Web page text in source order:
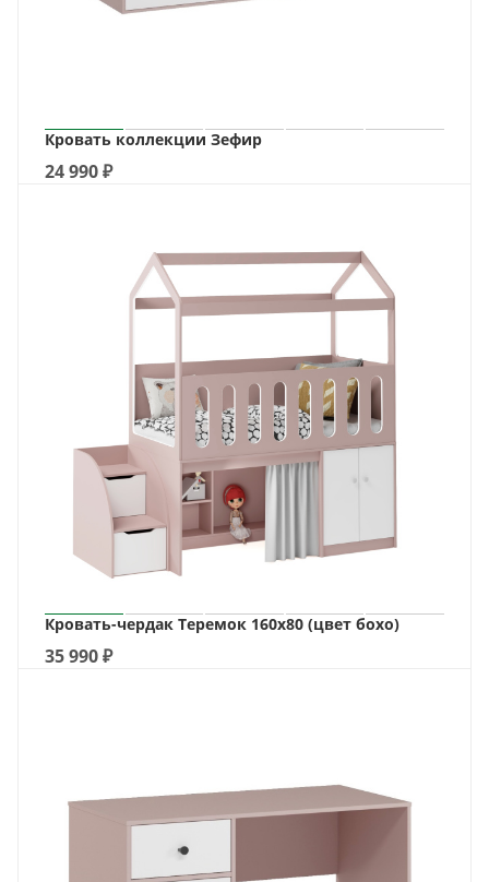
Кровать коллекции Зефир
24 990₽
Кровать-чердак Теремок 160х80 (цвет бохо)
35 990₽